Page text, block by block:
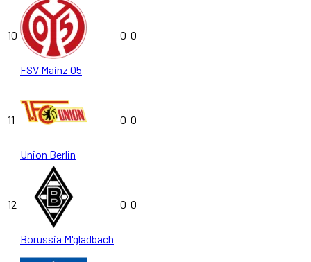
10
FSV Mainz 05
0 0
11
Union Berlin
0 0
12
Borussia M'gladbach
0 0